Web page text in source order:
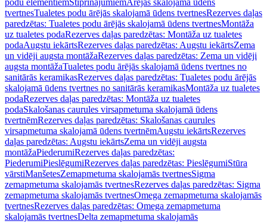
podu elementiemStiprinājumiemĀrējās skalojamā ūdens
tvertnesTualetes podu ārējās skalojamā ūdens tvertnesRezerves daļas
paredzētas: Tualetes podu ārējās skalojamā ūdens tvertnesMontāža
uz tualetes podaRezerves daļas paredzētas: Montāža uz tualetes
podaAugstu iekārtsRezerves daļas paredzētas: Augstu iekārtsZema
un vidēji augsta montāžaRezerves daļas paredzētas: Zema un vidēji
augsta montāžaTualetes podu ārējās skalojamā ūdens tvertnes no
sanitārās keramikasRezerves daļas paredzētas: Tualetes podu ārējās
skalojamā ūdens tvertnes no sanitārās keramikasMontāža uz tualetes
podaRezerves daļas paredzētas: Montāža uz tualetes
podaSkalošanas caurules virsapmetuma skalojamā ūdens
tvertnēmRezerves daļas paredzētas: Skalošanas caurules
virsapmetuma skalojamā ūdens tvertnēmAugstu iekārtsRezerves
daļas paredzētas: Augstu iekārtsZema un vidēji augsta
montāžaPiederumiRezerves daļas paredzētas:
PiederumiPieslēgumiRezerves daļas paredzētas: PieslēgumiStūra
vārstiManšetesZemapmetuma skalojamās tvertnesSigma
zemapmetuma skalojamās tvertnesRezerves daļas paredzētas: Sigma
zemapmetuma skalojamās tvertnesOmega zemapmetuma skalojamās
tvertnesRezerves daļas paredzētas: Omega zemapmetuma
skalojamās tvertnesDelta zemapmetuma skalojamās